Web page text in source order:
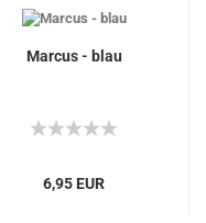
Marcus - blau
6,95 EUR